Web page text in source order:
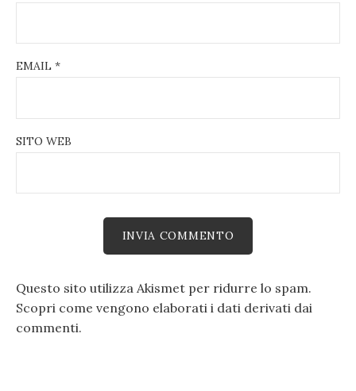
EMAIL *
SITO WEB
Questo sito utilizza Akismet per ridurre lo spam.
Scopri come vengono elaborati i dati derivati dai
commenti.